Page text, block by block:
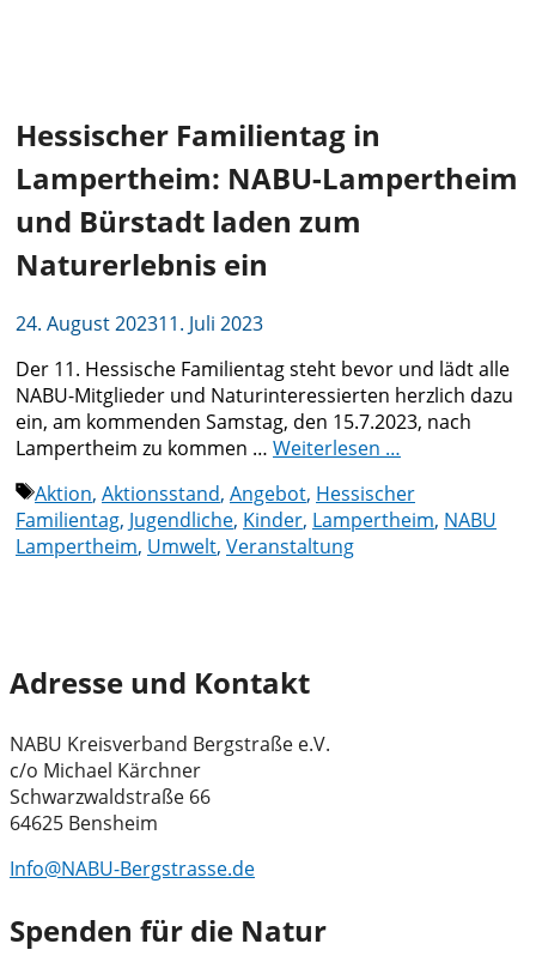
Hessischer Familientag in
Lampertheim: NABU-Lampertheim
und Bürstadt laden zum
Naturerlebnis ein
24. August 202311. Juli 2023
Der 11. Hessische Familientag steht bevor und lädt alle
NABU-Mitglieder und Naturinteressierten herzlich dazu
ein, am kommenden Samstag, den 15.7.2023, nach
Lampertheim zu kommen … Weiterlesen …
Schlagwörter
Aktion, Aktionsstand, Angebot, Hessischer
Familientag, Jugendliche, Kinder, Lampertheim, NABU
Lampertheim, Umwelt, Veranstaltung
Adresse und Kontakt
NABU Kreisverband Bergstraße e.V.
c/o Michael Kärchner
Schwarzwaldstraße 66
64625 Bensheim
Info@NABU-Bergstrasse.de
Spenden für die Natur